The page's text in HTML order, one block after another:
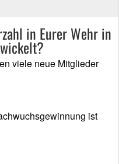
in Eurer Wehr in
viele neue Mitglieder
ist